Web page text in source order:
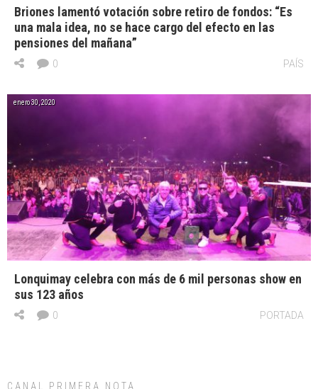
Briones lamentó votación sobre retiro de fondos: “Es
una mala idea, no se hace cargo del efecto en las
pensiones del mañana”
PAÍS
0
enero 30, 2020
Lonquimay celebra con más de 6 mil personas show en
sus 123 años
PORTADA
0
CANAL PRIMERA NOTA